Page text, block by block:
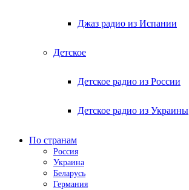
Джаз радио из Испании
Детское
Детское радио из России
Детское радио из Украины
По странам
Россия
Украина
Беларусь
Германия